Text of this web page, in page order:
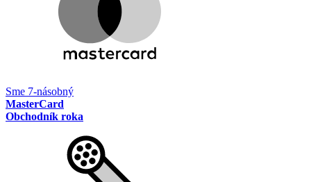
Sme 7-násobný
MasterCard
Obchodník roka